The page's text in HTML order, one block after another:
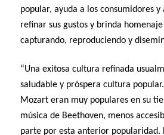
popular, ayuda a los consumidores y
refinar sus gustos y brinda
capturando, reproduciendo y
“Una exitosa cultura refinada
saludable y próspera cultura
Mozart eran muy populares en su
música de Beethoven, menos
parte por esta anterior popularidad.